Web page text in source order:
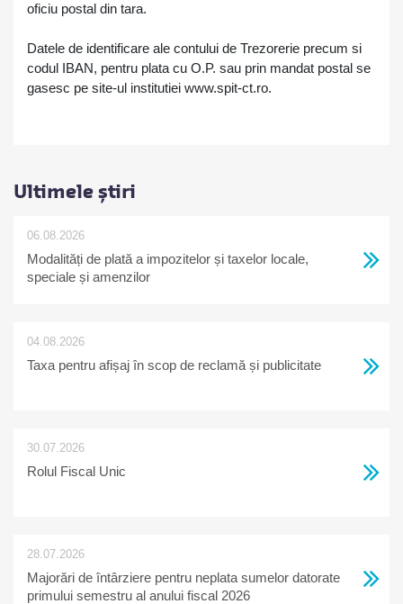
oficiu postal din tara.
Datele de identificare ale contului de Trezorerie precum si
codul IBAN, pentru plata cu O.P. sau prin mandat postal se
gasesc pe site-ul institutiei www.spit-ct.ro.
Ultimele știri
06.08.2026
Modalități de plată a impozitelor și taxelor locale,
speciale și amenzilor
04.08.2026
Taxa pentru afișaj în scop de reclamă și publicitate
30.07.2026
Rolul Fiscal Unic
28.07.2026
Majorări de întârziere pentru neplata sumelor datorate
primului semestru al anului fiscal 2026